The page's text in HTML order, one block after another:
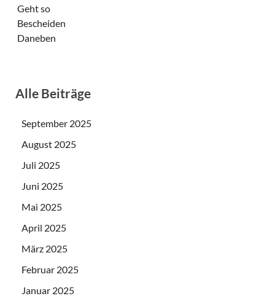
Geht so
Bescheiden
Daneben
Alle Beiträge
September 2025
August 2025
Juli 2025
Juni 2025
Mai 2025
April 2025
März 2025
Februar 2025
Januar 2025